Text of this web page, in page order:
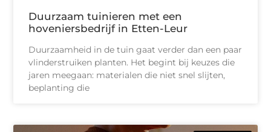
Duurzaam tuinieren met een
hoveniersbedrijf in Etten-Leur
Duurzaamheid in de tuin gaat verder dan een paar
vlinderstruiken planten. Het begint bij keuzes die
jaren meegaan: materialen die niet snel slijten,
beplanting die